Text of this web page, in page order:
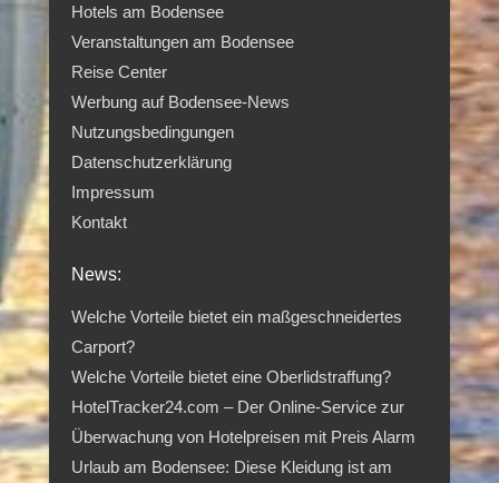
Hotels am Bodensee
Veranstaltungen am Bodensee
Reise Center
Werbung auf Bodensee-News
Nutzungsbedingungen
Datenschutzerklärung
Impressum
Kontakt
News:
Welche Vorteile bietet ein maßgeschneidertes
Carport?
Welche Vorteile bietet eine Oberlidstraffung?
HotelTracker24.com – Der Online-Service zur
Überwachung von Hotelpreisen mit Preis Alarm
Urlaub am Bodensee: Diese Kleidung ist am